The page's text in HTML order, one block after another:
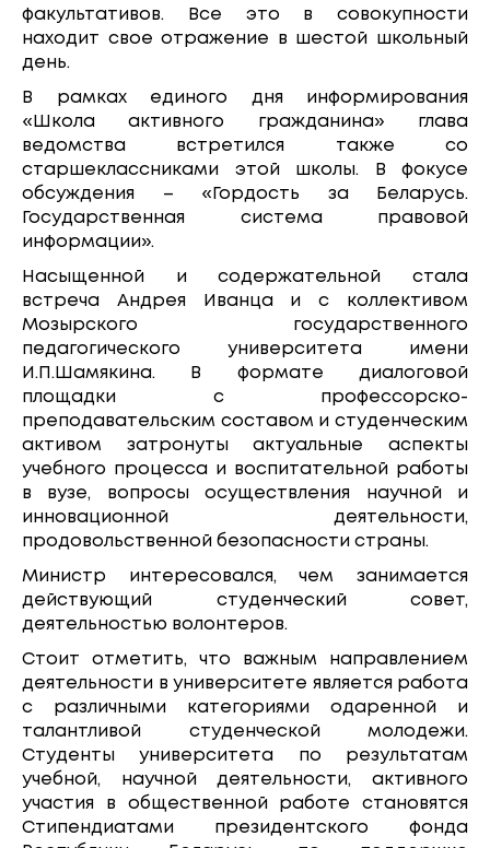
факультативов. Все это в совокупности
находит свое отражение в шестой школьный
день.
В рамках единого дня информирования
«Школа активного гражданина» глава
ведомства встретился также со
старшеклассниками этой школы. В фокусе
обсуждения – «Гордость за Беларусь.
Государственная система правовой
информации».
Насыщенной и содержательной стала
встреча Андрея Иванца и с коллективом
Мозырского государственного
педагогического университета имени
И.П.Шамякина. В формате диалоговой
площадки с профессорско-
преподавательским составом и студенческим
активом затронуты актуальные аспекты
учебного процесса и воспитательной работы
в вузе, вопросы осуществления научной и
инновационной деятельности,
продовольственной безопасности страны.
Министр интересовался, чем занимается
действующий студенческий совет,
деятельностью волонтеров.
Стоит отметить, что важным направлением
деятельности в университете является работа
с различными категориями одаренной и
талантливой студенческой молодежи.
Студенты университета по результатам
учебной, научной деятельности, активного
участия в общественной работе становятся
Стипендиатами президентского фонда